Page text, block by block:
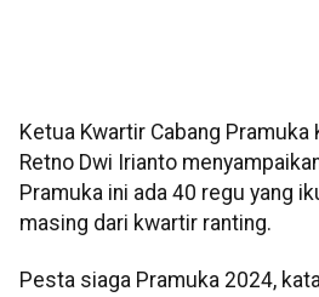
Ketua Kwartir Cabang Pramuka
Retno Dwi Irianto
Pramuka ini ada 40 regu yang
masing dari kwartir ranting.
Pesta siaga Pramuka 2024,